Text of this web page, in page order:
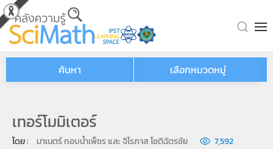
Skip to main content
ค้นหา เลือกหมวดหมู่
เทอร์โมมิเตอร์
โดย : มาเนตร์ กอบน้ำเพ็ชร และ จิโรภาส โชติฉัตรชัย
7,592